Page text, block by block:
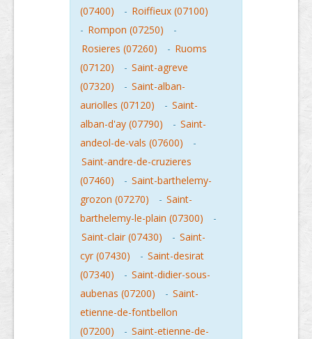
(07400)
- Roiffieux (07100)
- Rompon (07250)
-
Rosieres (07260)
- Ruoms
(07120)
- Saint-agreve
(07320)
- Saint-alban-
auriolles (07120)
- Saint-
alban-d'ay (07790)
- Saint-
andeol-de-vals (07600)
-
Saint-andre-de-cruzieres
(07460)
- Saint-barthelemy-
grozon (07270)
- Saint-
barthelemy-le-plain (07300)
-
Saint-clair (07430)
- Saint-
cyr (07430)
- Saint-desirat
(07340)
- Saint-didier-sous-
aubenas (07200)
- Saint-
etienne-de-fontbellon
(07200)
- Saint-etienne-de-